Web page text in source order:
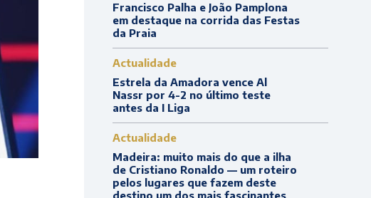
Francisco Palha e João Pamplona
em destaque na corrida das Festas
da Praia
Actualidade
Estrela da Amadora vence Al
Nassr por 4-2 no último teste
antes da I Liga
Actualidade
Madeira: muito mais do que a ilha
de Cristiano Ronaldo — um roteiro
pelos lugares que fazem deste
destino um dos mais fascinantes